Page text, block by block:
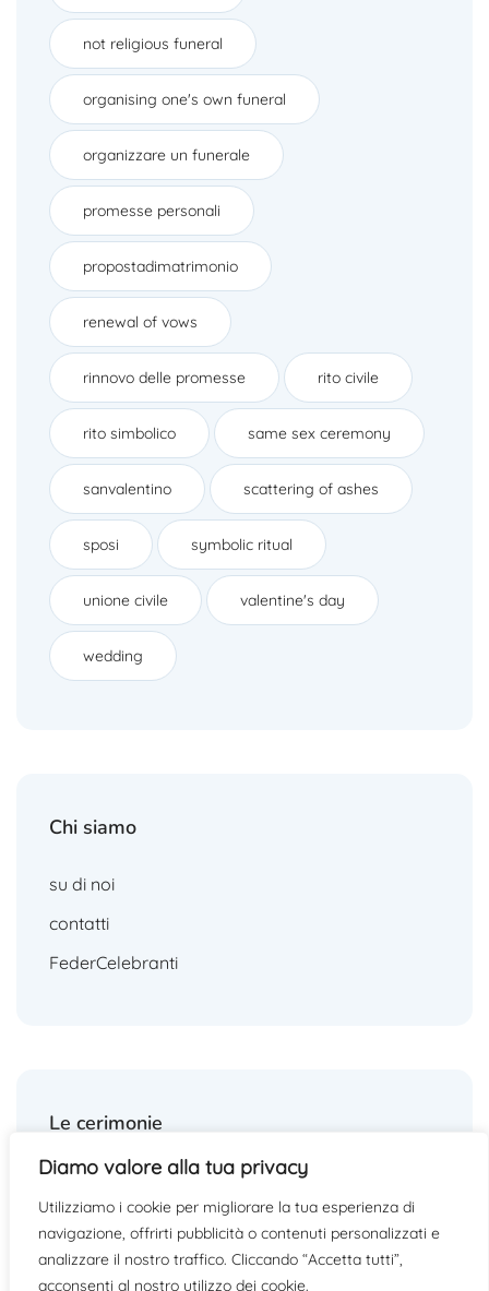
Diamo valore alla tua privacy
Utilizziamo i cookie per migliorare la tua esperienza di
navigazione, offrirti pubblicità o contenuti personalizzati e
analizzare il nostro traffico. Cliccando “Accetta tutti”,
acconsenti al nostro utilizzo dei cookie.
not religious funeral
organising one's own funeral
organizzare un funerale
promesse personali
propostadimatrimonio
renewal of vows
rinnovo delle promesse rito civile
rito simbolico same sex ceremony
sanvalentino scattering of ashes
sposi symbolic ritual
unione civile valentine's day
wedding
Chi siamo
su di noi
contatti
FederCelebranti
Le cerimonie
matrimoni
funerali
altre cerimonie